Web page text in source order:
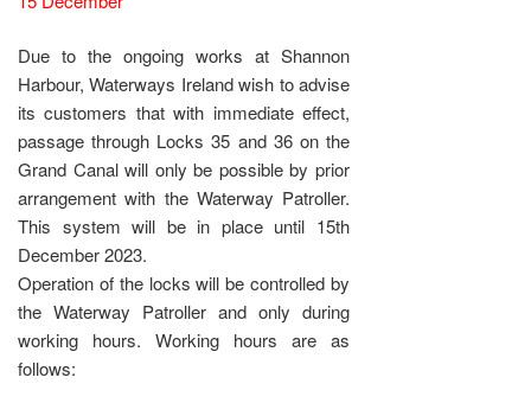
Due to the ongoing works at Shannon
Harbour, Waterways Ireland wish to advise
its customers that with immediate effect,
passage through Locks 35 and 36 on the
Grand Canal will only be possible by prior
arrangement with the Waterway Patroller.
This system will be in place until 15th
December 2023.
Operation of the locks will be controlled by
the Waterway Patroller and only during
working hours. Working hours are as
follows: